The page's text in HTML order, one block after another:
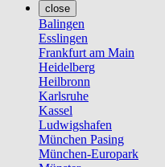
close
Balingen
Esslingen
Frankfurt am Main
Heidelberg
Heilbronn
Karlsruhe
Kassel
Ludwigshafen
München Pasing
München-Europark